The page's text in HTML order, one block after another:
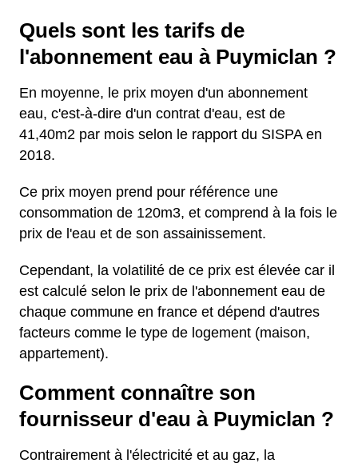
Quels sont les tarifs de
l'abonnement eau à Puymiclan ?
En moyenne, le prix moyen d'un abonnement
eau, c'est-à-dire d'un contrat d'eau, est de
41,40m2 par mois selon le rapport du SISPA en
2018.
Ce prix moyen prend pour référence une
consommation de 120m3, et comprend à la fois le
prix de l'eau et de son assainissement.
Cependant, la volatilité de ce prix est élevée car il
est calculé selon le prix de l'abonnement eau de
chaque commune en france et dépend d'autres
facteurs comme le type de logement (maison,
appartement).
Comment connaître son
fournisseur d'eau à Puymiclan ?
Contrairement à l'électricité et au gaz, la